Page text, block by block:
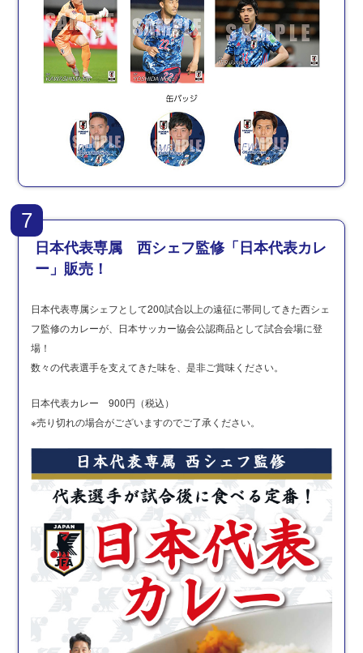
7
日本代表専属 西シェフ監修「日本代表カレ
ー」販売！
日本代表専属シェフとして200試合以上の遠征に帯同してきた西シェ
フ監修のカレーが、日本サッカー協会公認商品として試合会場に登
場！
数々の代表選手を支えてきた味を、是非ご賞味ください。
日本代表カレー 900円（税込）
※売り切れの場合がございますのでご了承ください。